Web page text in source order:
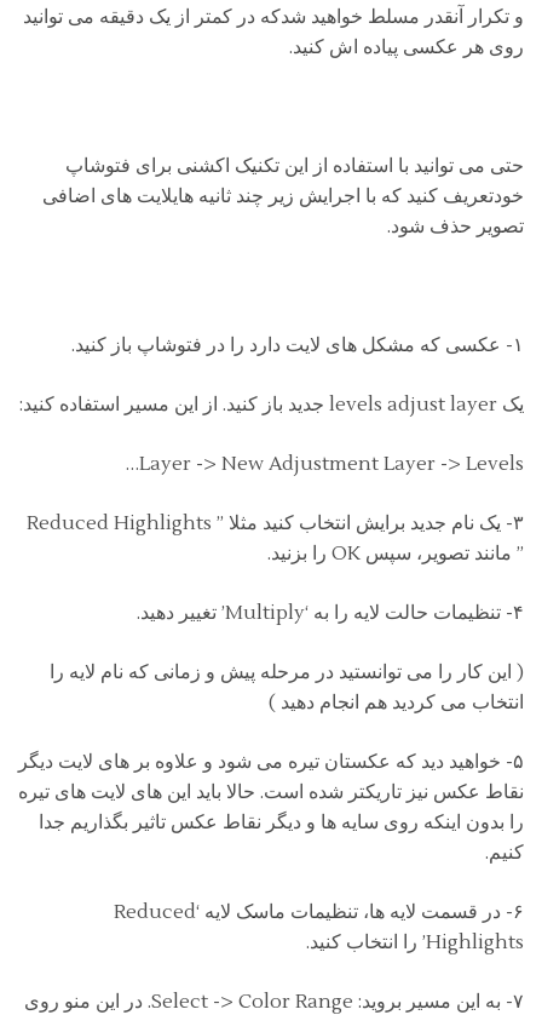
و تکرار آنقدر مسلط خواهید شدکه در کمتر از یک دقیقه می توانید
روی هر عکسی پیاده اش کنید.
حتی می توانید با استفاده از این تکنیک اکشنی برای فتوشاپ
خودتعریف کنید که با اجرایش زیر چند ثانیه هایلایت های اضافی
تصویر حذف شود.
۱- عکسی که مشکل های لایت دارد را در فتوشاپ باز کنید.
یک levels adjust layer جدید باز کنید. از این مسیر استفاده کنید:
Layer -> New Adjustment Layer -> Levels…
۳- یک نام جدید برایش انتخاب کنید مثلا ” Reduced Highlights
” مانند تصویر، سپس OK را بزنید.
۴- تنظیمات حالت لایه را به ‘Multiply’ تغییر دهید.
( این کار را می توانستید در مرحله پیش و زمانی که نام لایه را
انتخاب می کردید هم انجام دهید )
۵- خواهید دید که عکستان تیره می شود و علاوه بر های لایت دیگر
نقاط عکس نیز تاریکتر شده است. حالا باید این های لایت های تیره
را بدون اینکه روی سایه ها و دیگر نقاط عکس تاثیر بگذاریم جدا
کنیم.
۶- در قسمت لایه ها، تنظیمات ماسک لایه ‘Reduced
Highlights’ را انتخاب کنید.
۷- به این مسیر بروید: Select -> Color Range. در این منو روی